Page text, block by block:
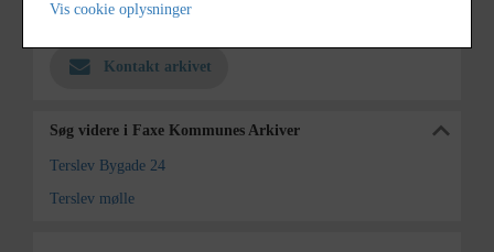
Arkiv
Kontakt arkivet
Søg videre i Faxe Kommunes Arkiver
Terslev Bygade 24
Terslev mølle
Vis cookie oplysninger